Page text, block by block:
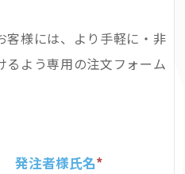
客様には、より手軽に・非
るよう専用の注文フォーム
発注者様氏名